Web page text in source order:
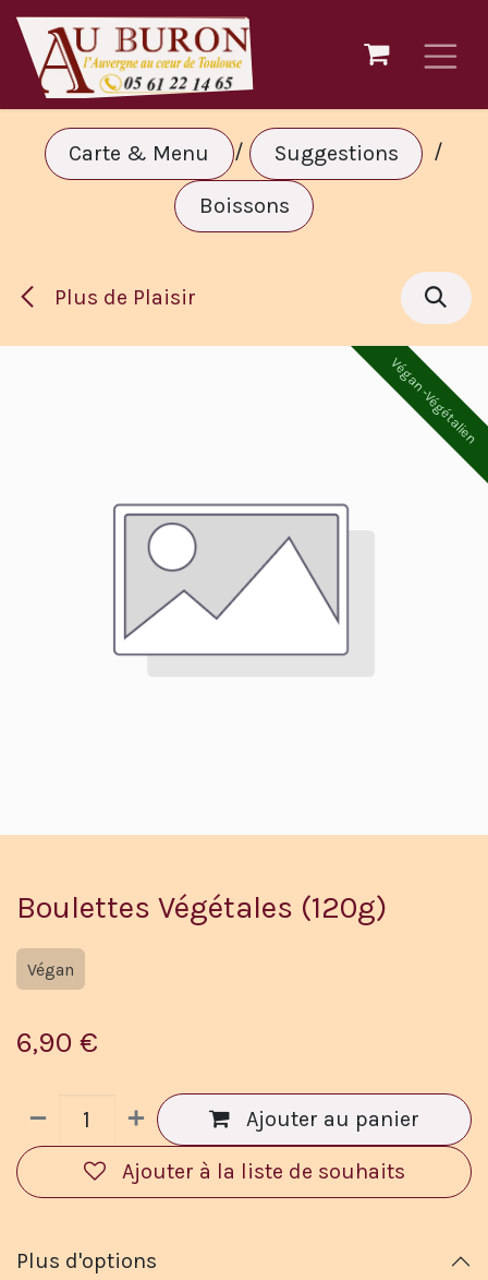
Se rendre au contenu
Carte & Menu / Suggestions /
Boissons
Plus de Plaisir
Végan -Végétalien
Boulettes Végétales (120g)
Végan
6,90 €
Ajouter au panier
Ajouter à la liste de souhaits
Plus d'options